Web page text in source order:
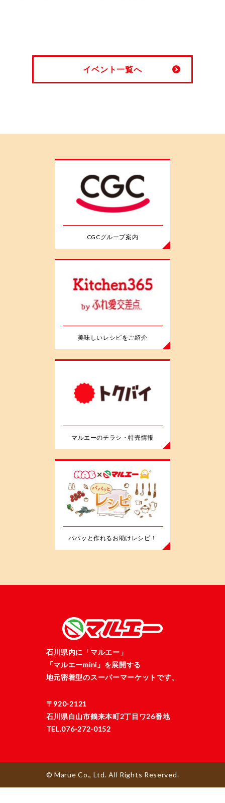
イベント一覧へ
CGCグループ案内
美味しいレシピをご紹介
マルエーのチラシ・特売情報
パパッと作れるお助けレシピ！
石川県内に「マルエー」
「マルエーmini」を展開する
地元密着型のスーパーマーケットです。
〒920-2121
石川県白山市鶴来本町2丁目ワ26番地
TEL.076-272-0152
© Marue Co., Ltd. All Rights Reserved.